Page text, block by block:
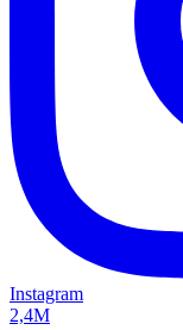
Instagram
2,4M